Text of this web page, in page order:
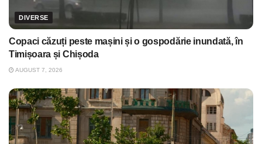
DIVERSE
Copaci căzuți peste mașini și o gospodărie inundată, în
Timișoara și Chișoda
AUGUST 7, 2026